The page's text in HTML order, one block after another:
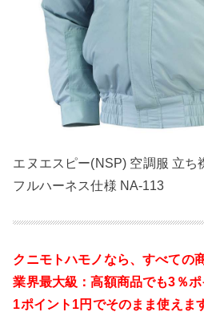
エヌエスピー(NSP) 空調服 立ち
フルハーネス仕様 NA-113
クニモトハモノなら、すべての
業界最大級：高額商品でも3％ポ
1ポイント1円でそのまま使えま